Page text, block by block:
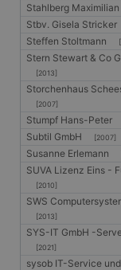
Stahlberg Maximilian
Stbv. Gisela Stricker
Steffen Stoltmann
Stern Stewart & Co
[2013]
Storchenhaus
[2007]
Stumpf Hans-Peter
Subtil GmbH [2007]
Susanne Erlemann
SUVA Lizenz Eins -
[2010]
SWS
[2013]
SYS-IT GmbH -
[2021]
sysob IT-Service